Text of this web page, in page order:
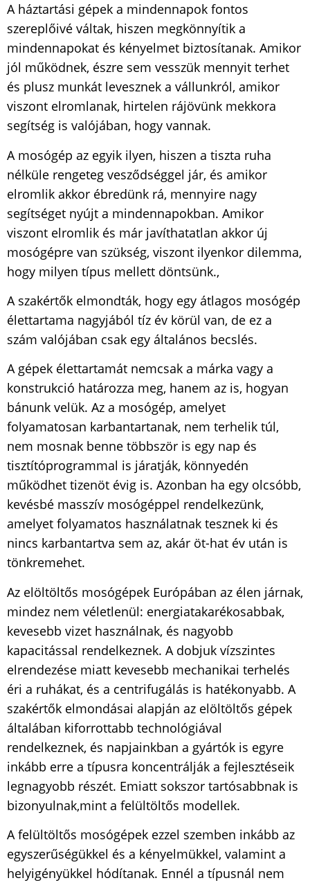
A háztartási gépek a mindennapok fontos
szereplőivé váltak, hiszen megkönnyítik a
mindennapokat és kényelmet biztosítanak. Amikor
jól működnek, észre sem vesszük mennyit terhet
és plusz munkát levesznek a vállunkról, amikor
viszont elromlanak, hirtelen rájövünk mekkora
segítség is valójában, hogy vannak.
A mosógép az egyik ilyen, hiszen a tiszta ruha
nélküle rengeteg vesződséggel jár, és amikor
elromlik akkor ébredünk rá, mennyire nagy
segítséget nyújt a mindennapokban. Amikor
viszont elromlik és már javíthatatlan akkor új
mosógépre van szükség, viszont ilyenkor dilemma,
hogy milyen típus mellett döntsünk.,
A szakértők elmondták, hogy egy átlagos mosógép
élettartama nagyjából tíz év körül van, de ez a
szám valójában csak egy általános becslés.
A gépek élettartamát nemcsak a márka vagy a
konstrukció határozza meg, hanem az is, hogyan
bánunk velük. Az a mosógép, amelyet
folyamatosan karbantartanak, nem terhelik túl,
nem mosnak benne többször is egy nap és
tisztítóprogrammal is járatják, könnyedén
működhet tizenöt évig is. Azonban ha egy olcsóbb,
kevésbé masszív mosógéppel rendelkezünk,
amelyet folyamatos használatnak tesznek ki és
nincs karbantartva sem az, akár öt-hat év után is
tönkremehet.
Az elöltöltős mosógépek Európában az élen járnak,
mindez nem véletlenül: energiatakarékosabbak,
kevesebb vizet használnak, és nagyobb
kapacitással rendelkeznek. A dobjuk vízszintes
elrendezése miatt kevesebb mechanikai terhelés
éri a ruhákat, és a centrifugálás is hatékonyabb. A
szakértők elmondásai alapján az elöltöltős gépek
általában kiforrottabb technológiával
rendelkeznek, és napjainkban a gyártók is egyre
inkább erre a típusra koncentrálják a fejlesztéseik
legnagyobb részét. Emiatt sokszor tartósabbnak is
bizonyulnak,mint a felültöltős modellek.
A felültöltős mosógépek ezzel szemben inkább az
egyszerűségükkel és a kényelmükkel, valamint a
helyigényükkel hódítanak. Ennél a típusnál nem